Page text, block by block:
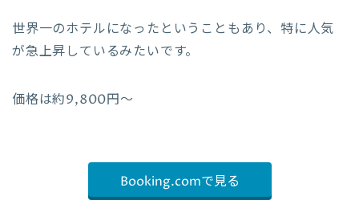
世界一のホテルになったということもあり、特に人気
が急上昇しているみたいです。
価格は約9,800円〜
Booking.comで見る